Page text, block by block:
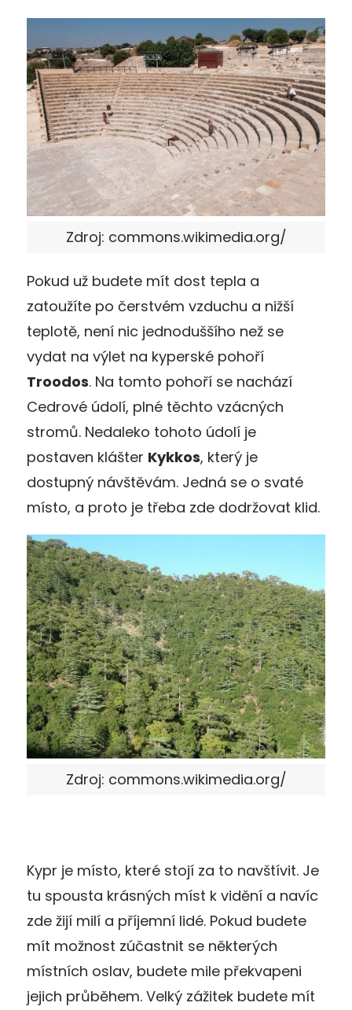
Zdroj: commons.wikimedia.org/
Pokud už budete mít dost tepla a
zatoužíte po čerstvém vzduchu a nižší
teplotě, není nic jednoduššího než se
vydat na výlet na kyperské pohoří
Troodos. Na tomto pohoří se nachází
Cedrové údolí, plné těchto vzácných
stromů. Nedaleko tohoto údolí je
postaven klášter Kykkos, který je
dostupný návštěvám. Jedná se o svaté
místo, a proto je třeba zde dodržovat klid.
Zdroj: commons.wikimedia.org/
Kypr je místo, které stojí za to navštívit. Je
tu spousta krásných míst k vidění a navíc
zde žijí milí a příjemní lidé. Pokud budete
mít možnost zúčastnit se některých
místních oslav, budete mile překvapeni
jejich průběhem. Velký zážitek budete mít